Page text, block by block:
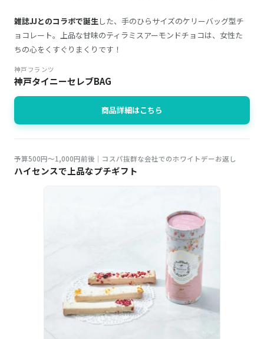
雑誌JJとのコラボで誕生した、手のひらサイズのケリーバッグ型チ
ョコレート。上品な甘味のティラミスアーモンドチョコは、女性た
ちの心をくすぐりまくりです！
神戸フランツ
神戸タイニーセレブBAG
商品詳細はこちら
予算500円～1,000円前後｜コスパ抜群な会社でのホワイトデーお返し
ハイセンスで上品なプチギフト